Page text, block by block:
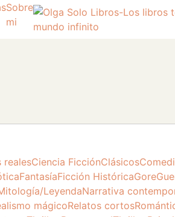
Sobre
mi
realesCiencia FicciónClásicos
FantasíaFicción HistóricaGore
LeyendaNarrativa
mágicoRelatos cortos